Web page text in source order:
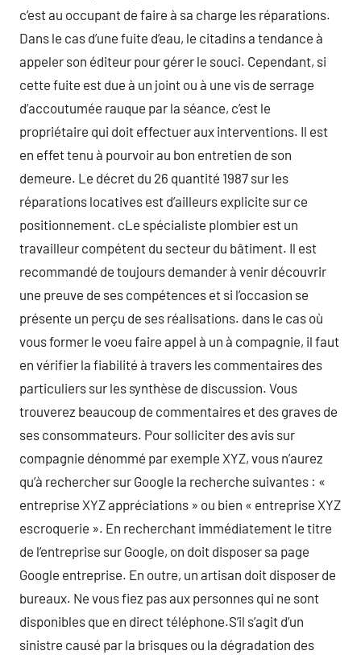
c’est au occupant de faire à sa charge les réparations.
Dans le cas d’une fuite d’eau, le citadins a tendance à
appeler son éditeur pour gérer le souci. Cependant, si
cette fuite est due à un joint ou à une vis de serrage
d’accoutumée rauque par la séance, c’est le
propriétaire qui doit effectuer aux interventions. Il est
en effet tenu à pourvoir au bon entretien de son
demeure. Le décret du 26 quantité 1987 sur les
réparations locatives est d’ailleurs explicite sur ce
positionnement. cLe spécialiste plombier est un
travailleur compétent du secteur du bâtiment. Il est
recommandé de toujours demander à venir découvrir
une preuve de ses compétences et si l’occasion se
présente un perçu de ses réalisations. dans le cas où
vous former le voeu faire appel à un à compagnie, il faut
en vérifier la fiabilité à travers les commentaires des
particuliers sur les synthèse de discussion. Vous
trouverez beaucoup de commentaires et des graves de
ses consommateurs. Pour solliciter des avis sur
compagnie dénommé par exemple XYZ, vous n’aurez
qu’à rechercher sur Google la recherche suivantes : «
entreprise XYZ appréciations » ou bien « entreprise XYZ
escroquerie ». En recherchant immédiatement le titre
de l’entreprise sur Google, on doit disposer sa page
Google entreprise. En outre, un artisan doit disposer de
bureaux. Ne vous fiez pas aux personnes qui ne sont
disponibles que en direct téléphone.S’il s’agit d’un
sinistre causé par la brisques ou la dégradation des